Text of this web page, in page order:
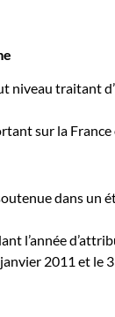
traitant
sur la France
dans un
l’année
2011 et le